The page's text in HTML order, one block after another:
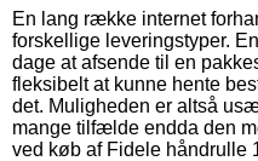
En lang række internet
forskellige leveringstyper.
dage at afsende til en
fleksibelt at kunne hente
det. Muligheden er altså
mange tilfælde endda den
ved køb af Fidele håndrulle